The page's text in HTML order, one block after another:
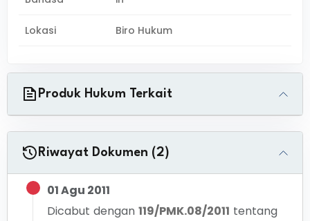
Lokasi Biro Hukum
Produk Hukum Terkait
Riwayat Dokumen (2)
01 Agu 2011
Dicabut dengan 119/PMK.08/2011 tentang